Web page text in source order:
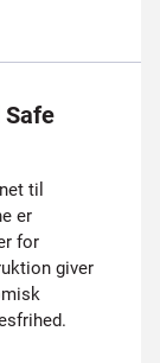
Safe
til
er
for
giver